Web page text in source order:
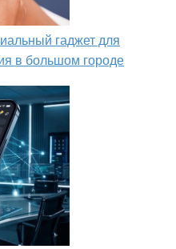
гаджет для
в большом городе